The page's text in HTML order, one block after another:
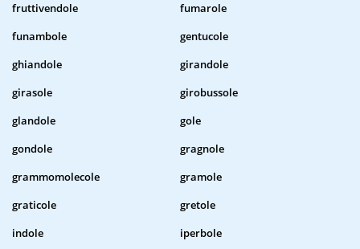
fruttivendole
fumarole
funambole
gentucole
ghiandole
girandole
girasole
girobussole
glandole
gole
gondole
gragnole
grammomolecole
gramole
graticole
gretole
indole
iperbole